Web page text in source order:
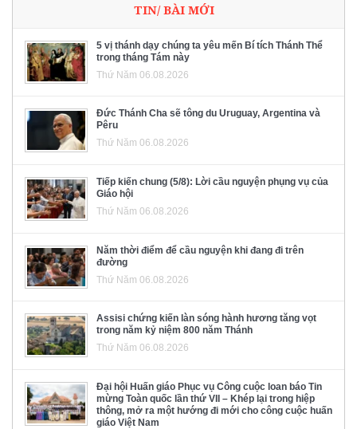
TIN/ BÀI MỚI
5 vị thánh dạy chúng ta yêu mến Bí tích Thánh Thể
trong tháng Tám này
Thứ Năm 06.08.2026
Đức Thánh Cha sẽ tông du Uruguay, Argentina và
Pêru
Thứ Năm 06.08.2026
Tiếp kiến chung (5/8): Lời cầu nguyện phụng vụ của
Giáo hội
Thứ Năm 06.08.2026
Năm thời điểm để cầu nguyện khi đang đi trên
đường
Thứ Năm 06.08.2026
Assisi chứng kiến làn sóng hành hương tăng vọt
trong năm kỷ niệm 800 năm Thánh
Thứ Năm 06.08.2026
Đại hội Huấn giáo Phục vụ Công cuộc loan báo Tin
mừng Toàn quốc lần thứ VII – Khép lại trong hiệp
thông, mở ra một hướng đi mới cho công cuộc huấn
giáo Việt Nam